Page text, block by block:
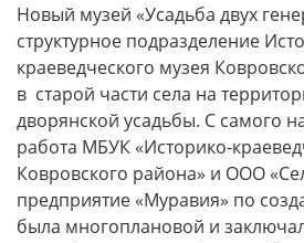
Новый музей «Усадьба двух
структурное подразделение
краеведческого музея
в старой части села на
дворянской усадьбы. С самого
работа МБУК «Историко-
Ковровского района» и ООО
предприятие «Муравия» по
была многоплановой и